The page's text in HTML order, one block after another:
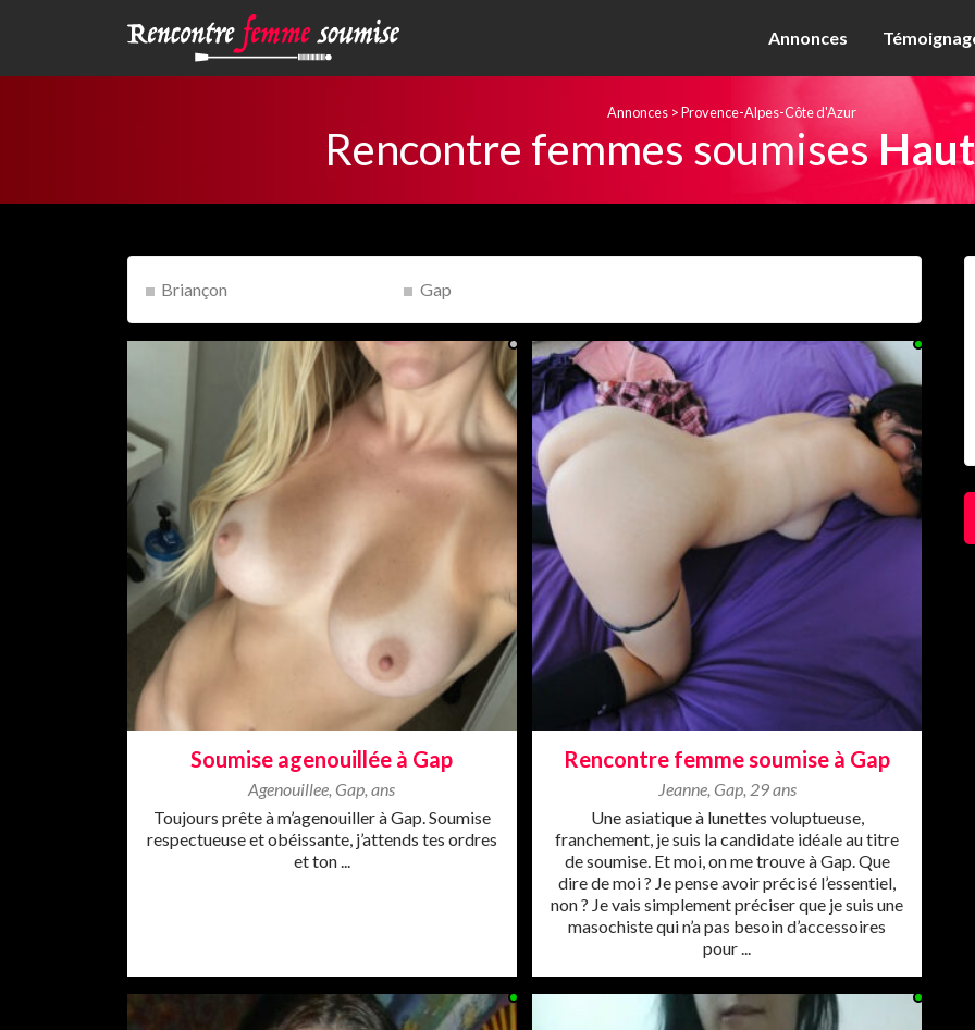
Annonces
Annonces>Provence-Alpes-Côte d'Azur
Rencontre femmes soumises
Briançon Gap
Soumise agenouillée à Gap
Agenouillee, Gap,ans
Toujours prête à m’agenouiller à Gap. Soumise
respectueuse et obéissante, j’attends tes ordres
et ton ...
Rencontre femme soumise à Gap
Jeanne, Gap, 29 ans
Une asiatique à lunettes voluptueuse,
franchement, je suis la candidate idéale au titre
de soumise. Et moi, on me trouve à Gap. Que
dire de moi ? Je pense avoir précisé l’essentiel,
non ? Je vais simplement préciser que je suis une
masochiste qui n’a pas besoin d’accessoires
pour ...